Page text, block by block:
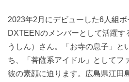
2023年2月にデビューした6人組ボ
DXTEENのメンバーとして活躍す
うしん）さん。「お寺の息子」と
ち、「菩薩系アイドル」としてフ
彼の素顔に迫ります。広島県江田